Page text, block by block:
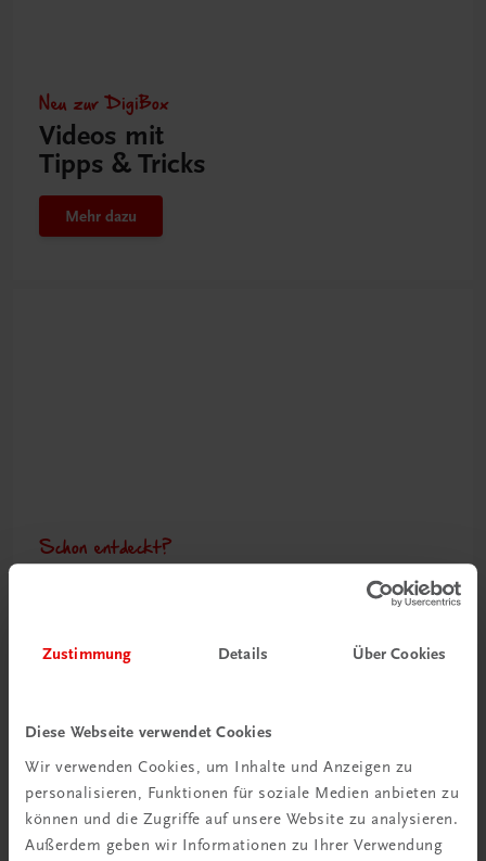
Zustimmung Details Über Cookies
Diese Webseite verwendet Cookies
Wir verwenden Cookies, um Inhalte und Anzeigen zu
personalisieren, Funktionen für soziale Medien anbieten zu
können und die Zugriffe auf unsere Website zu analysieren.
Außerdem geben wir Informationen zu Ihrer Verwendung
Neu zur DigiBox
Videos mit
Tipps & Tricks
Mehr dazu
Schon entdeckt?